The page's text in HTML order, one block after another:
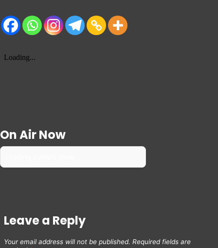
On Air Now
Leave a Reply
Your email address will not be published. Required fields are